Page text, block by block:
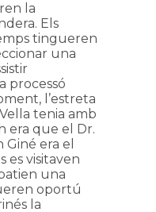
la
Els
tingueren
una
processó
l’estreta
tenia amb
era que el Dr.
era el
es visitaven
una
oportú
la